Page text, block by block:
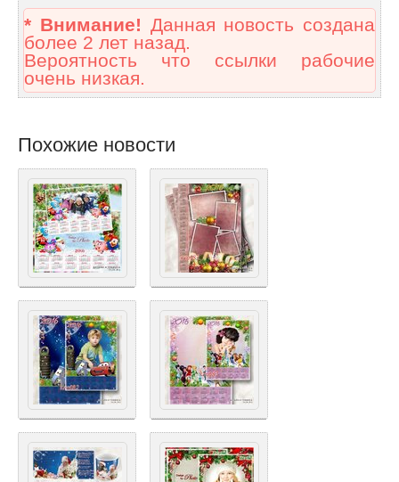
* Внимание! Данная новость создана
более 2 лет назад.
Вероятность что ссылки рабочие
очень низкая.
Похожие новости